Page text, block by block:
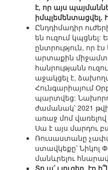
է, որ այս
իմպլեմենտացվել.
Ընդդիմադիր
են ուզում կպցնել:
ընտրություն, որ
արտաքին
հանրությանն
աջակցել է,
Հունգարիայում
պարտվեց: Նախորդ
ժամանակ՝ 2021
առաջ մոմ
Սա է այս մարդու
Ռուսաստանը
ստավկեքը՝ Նիկոլ
մանևրելու